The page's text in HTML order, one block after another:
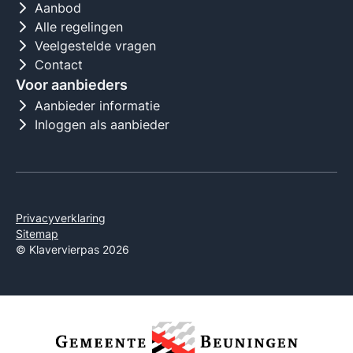
Aanbod
Alle regelingen
Veelgestelde vragen
Contact
Voor aanbieders
Aanbieder informatie
Inloggen als aanbieder
Privacyverklaring
Sitemap
© Klavervierpas 2026